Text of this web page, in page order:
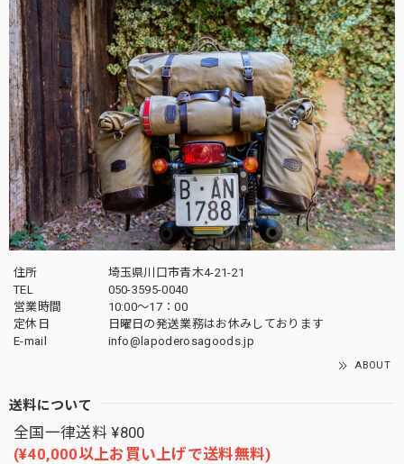
住所
埼玉県川口市青木4-21-21
TEL
050-3595-0040
営業時間
10:00〜17：00
定休日
日曜日の発送業務はお休みしております
E-mail
info@lapoderosagoods.jp
ABOUT
送料について
全国一律送料 ¥800
(¥40,000以上お買い上げで送料無料)